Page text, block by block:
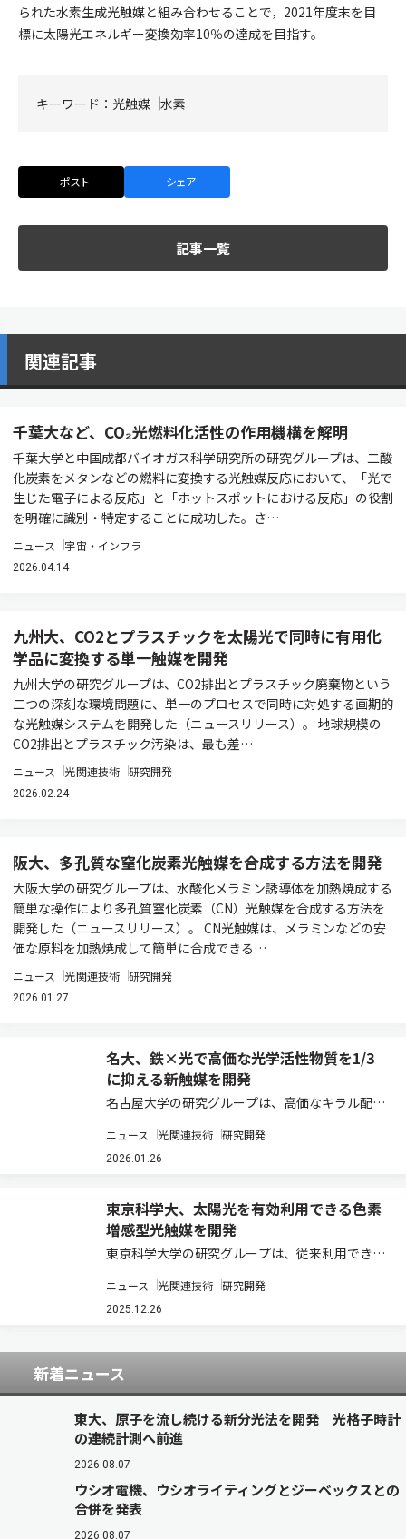
られた水素生成光触媒と組み合わせることで，2021年度末を目
標に太陽光エネルギー変換効率10％の達成を目指す。
キーワード： 光触媒 水素
ポスト シェア
記事一覧
関連記事
千葉大など、CO₂光燃料化活性の作用機構を解明
千葉大学と中国成都バイオガス科学研究所の研究グループは、二酸
化炭素をメタンなどの燃料に変換する光触媒反応において、「光で
生じた電子による反応」と「ホットスポットにおける反応」の役割
を明確に識別・特定することに成功した。さ…
ニュース 宇宙・インフラ
2026.04.14
九州大、CO2とプラスチックを太陽光で同時に有用化
学品に変換する単一触媒を開発
九州大学の研究グループは、CO2排出とプラスチック廃棄物という
二つの深刻な環境問題に、単一のプロセスで同時に対処する画期的
な光触媒システムを開発した（ニュースリリース）。 地球規模の
CO2排出とプラスチック汚染は、最も差…
ニュース 光関連技術 研究開発
2026.02.24
阪大、多孔質な窒化炭素光触媒を合成する方法を開発
大阪大学の研究グループは、水酸化メラミン誘導体を加熱焼成する
簡単な操作により多孔質窒化炭素（CN）光触媒を合成する方法を
開発した（ニュースリリース）。 CN光触媒は、メラミンなどの安
価な原料を加熱焼成して簡単に合成できる…
ニュース 光関連技術 研究開発
2026.01.27
名大、鉄×光で高価な光学活性物質を1/3
に抑える新触媒を開発
名古屋大学の研究グループは、高価なキラル配位
的なデザインの鉄（III）光触媒の開発に成功した
（ニュースリリース）。 金属光触媒は、非金属光
ニュース 光関連技術 研究開発
2026.01.26
東京科学大、太陽光を有効利用できる色素
増感型光触媒を開発
東京科学大学の研究グループは、従来利用できな
型光触媒を開発した（ニュースリリース）。 クリ
ーンなエネルギー源として注目されている水素を
ニュース 光関連技術 研究開発
2025.12.26
新着ニュース
東大、原子を流し続ける新分光法を開発 光格子時計
の連続計測へ前進
2026.08.07
ウシオ電機、ウシオライティングとジーベックスとの
合併を発表
2026.08.07